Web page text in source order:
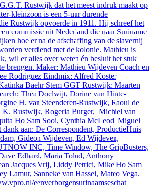
Rustwijk dat het meest indruk maakt op
kleinzoon is een 5-uur durende
Rustwijk opvoerde in 1911. Hij schreef het
commissie uit Nederland die naar Suriname
hoe er na de afschaffing van de slavernij
verdiend met de kolonie. Mathieu is
wil er alles over weten én besluit het stuk
brengen. Maker: Mathieu Wijdeven Coach en
Rodriguez Eindmix: Alfred Koster
Baehr Stem GGT Rustwijk: Maarten
Thea Doelwijt, Dorine van Hinte-
H. van Steenderen-Rustwijk, Raoul de
K. Rustwijk, Rogeria Burger, Michiel van
Ho Sam Sooi, Cynthia McLeod, Miguel
aan: De Correspondent, ProductieHuis
Gideon Wijdeven, Ed Wijdeven,
INC, Time Window, The GripBusters,
Edhard, Maria Tolud, Anthony
Jacques Vrij, Liddy Petrici, Mike Ho Sam
Lamur, Sanneke van Hassel, Mateo Vega.
eenverborgensurinaamseschat